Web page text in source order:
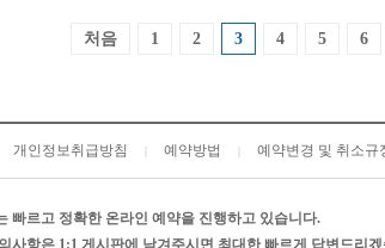
처음 1 2 3 4 5 6
개인정보취급방침 예약방법 예약변경 및 취소규
빠르고 정확한 온라인 예약을 진행하고 있습니다.
사항은 1:1 게시판에 남겨주시면 최대한 빠르게 답변드리